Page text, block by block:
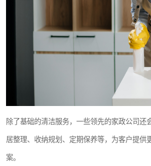
除了基础的清洁服务，一些领先的家政公司还
居整理、收纳规划、定期保养等，为客户提供
案。